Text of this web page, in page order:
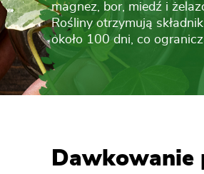
magnez, bor, miedź i
Rośliny otrzymują
około 100 dni, co
Dawkowanie